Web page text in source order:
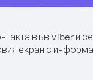
във Viber и
екран с